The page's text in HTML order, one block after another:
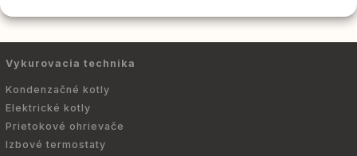
Vykurovacia technika
Kondenzačné kotly
Elektrické kotly
Prietokové ohrievače
Izbové termostaty